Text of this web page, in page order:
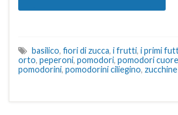
basilico, fiori di zucca, i frutti, i primi
orto, peperoni, pomodori, pomodori
pomodorini, pomodorini ciliegino, zucchine